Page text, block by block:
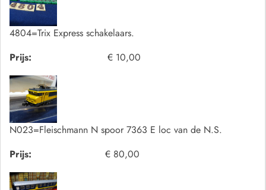
4804=Trix Express schakelaars.
Prijs:
€ 10,00
N023=Fleischmann N spoor 7363 E loc van de N.S.
Prijs:
€ 80,00